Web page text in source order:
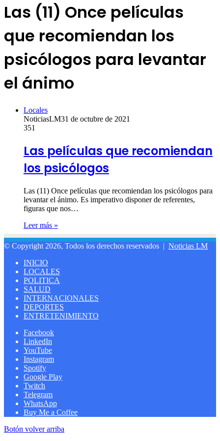
Las (11) Once películas
que recomiendan los
psicólogos para levantar
el ánimo
Locales
NoticiasLM31 de octubre de 2021
351
Las películas que recomiendan
los psicólogos
Las (11) Once películas que recomiendan los psicólogos para
levantar el ánimo. Es imperativo disponer de referentes,
figuras que nos…
Leer más »
© Copyright 2026, Todos los derechos reservados | Noticias LM
INICIO
LOCALES
POLITICA
SALUD
INTERNACIONALES
DEPORTES
ENTRETENIMIENTO
Facebook
LinkedIn
YouTube
Instagram
Spotify
Google Play
Twitch
Telegram
WhatsApp
Buy Me a Coffee
Botón volver arriba